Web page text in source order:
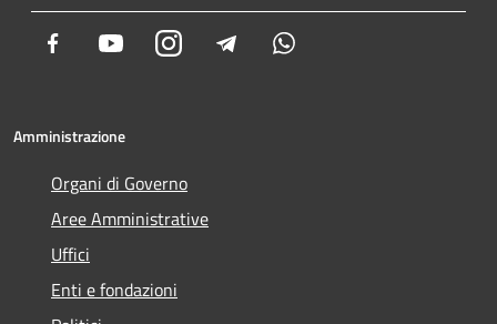
Facebook YoutubeInstagram Telegram
Amministrazione
Organi di Governo
Aree Amministrative
Uffici
Enti e fondazioni